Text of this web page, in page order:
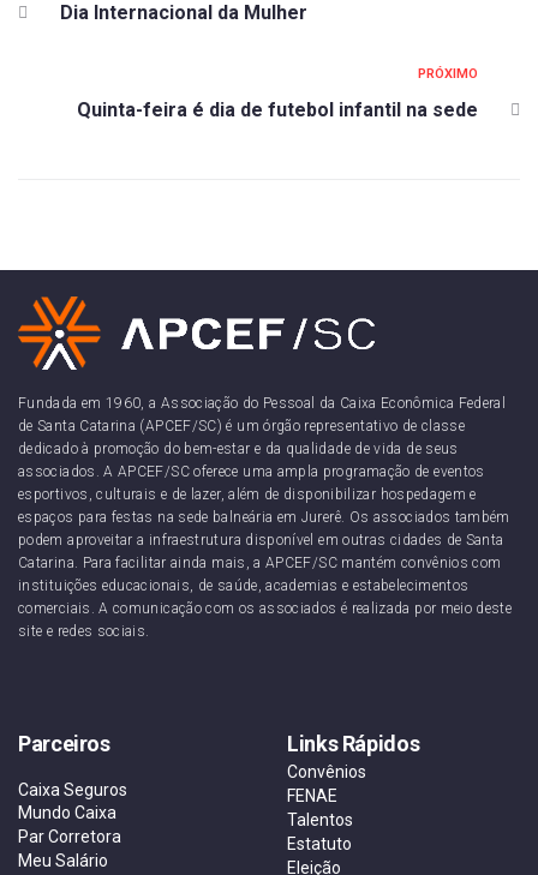
Dia Internacional da Mulher
PRÓXIMO
Quinta-feira é dia de futebol infantil na sede
Fundada em 1960, a Associação do Pessoal da Caixa Econômica Federal
de Santa Catarina (APCEF/SC) é um órgão representativo de classe
dedicado à promoção do bem-estar e da qualidade de vida de seus
associados. A APCEF/SC oferece uma ampla programação de eventos
esportivos, culturais e de lazer, além de disponibilizar hospedagem e
espaços para festas na sede balneária em Jurerê. Os associados também
podem aproveitar a infraestrutura disponível em outras cidades de Santa
Catarina. Para facilitar ainda mais, a APCEF/SC mantém convênios com
instituições educacionais, de saúde, academias e estabelecimentos
comerciais. A comunicação com os associados é realizada por meio deste
site e redes sociais.
Parceiros
Caixa Seguros
Mundo Caixa
Par Corretora
Meu Salário
Links Rápidos
Convênios
FENAE
Talentos
Estatuto
Eleição